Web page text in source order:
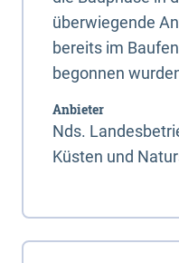
überwiegende
bereits im
begonnen
Anbieter
Nds.
Küsten und